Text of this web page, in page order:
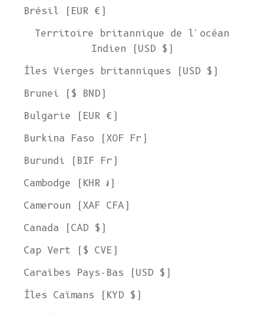
Brésil (EUR €)
Territoire britannique de l'océan
Indien (USD $)
Îles Vierges britanniques (USD $)
Brunei ($ BND)
Bulgarie (EUR €)
Burkina Faso (XOF Fr)
Burundi (BIF Fr)
Cambodge (KHR ៛)
Cameroun (XAF CFA)
Canada (CAD $)
Cap Vert ($ CVE)
Caraïbes Pays-Bas (USD $)
Îles Caïmans (KYD $)